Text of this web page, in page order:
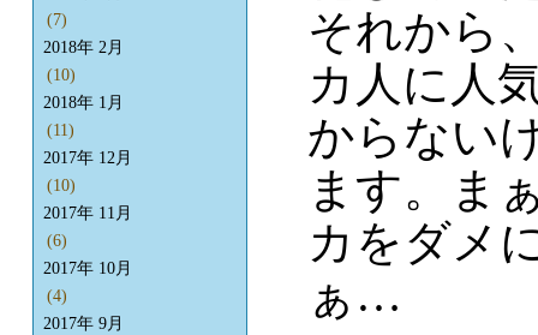
それから
カ人に人
からない
ます。ま
カをダメ
ぁ…
(7)
2018年 2月
(10)
2018年 1月
(11)
2017年 12月
(10)
2017年 11月
(6)
2017年 10月
(4)
2017年 9月